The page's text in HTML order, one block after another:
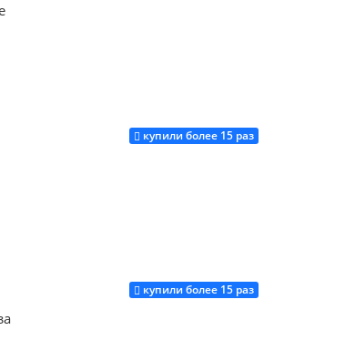
Купить
купили более 15 раз
Купить
купили более 15 раз